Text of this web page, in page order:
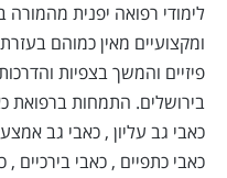
לימודי רפואה יפנית מהמורה
ומקצועיים מאין כמוהם
פיזיים והמשך בצפיות
בירושלים. התמחות ברפואת
כאבי גב עליון , כאבי גב
כאבי כתפיים , כאבי בירכיים